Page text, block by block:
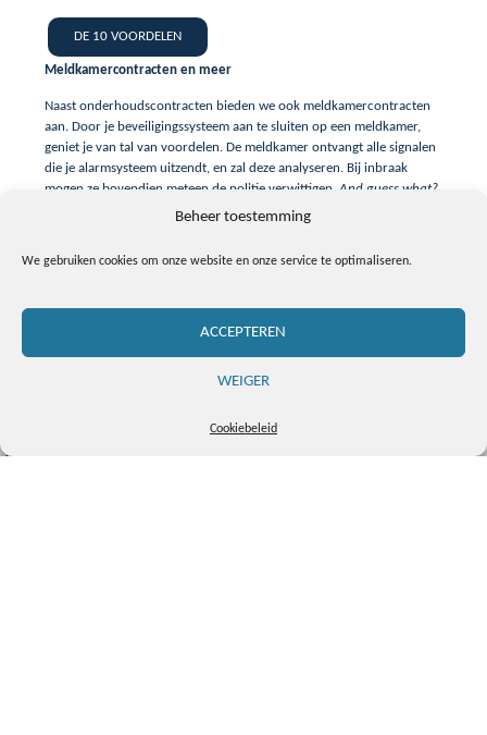
Beheer toestemming
We gebruiken cookies om onze website en onze service te optimaliseren.
ACCEPTEREN
WEIGER
Cookiebeleid
DE 10 VOORDELEN
Meldkamercontracten en meer
Naast onderhoudscontracten bieden we ook meldkamercontracten
aan. Door je beveiligingssysteem aan te sluiten op een meldkamer,
geniet je van tal van voordelen. De meldkamer ontvangt alle signalen
die je alarmsysteem uitzendt, en zal deze analyseren. Bij inbraak
mogen ze bovendien meteen de politie verwittigen. And guess what?
In tegenstelling tot private oproepen krijgen oproepen van de
Liever op een andere manier op de hoogte blijven van je meldingen?
VRAAG JOUW CONTRACT AAN